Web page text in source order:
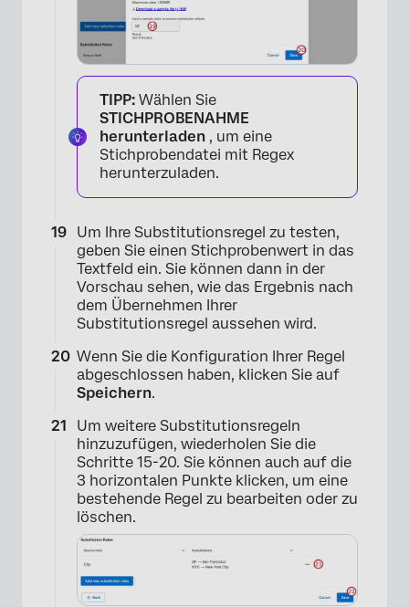
×
TIPP: Wählen Sie
STICHPROBENAHME
herunterladen , um eine
Stichprobendatei mit Regex
herunterzuladen.
Um Ihre Substitutionsregel zu testen,
geben Sie einen Stichprobenwert in das
Textfeld ein. Sie können dann in der
Vorschau sehen, wie das Ergebnis nach
dem Übernehmen Ihrer
Substitutionsregel aussehen wird.
Wenn Sie die Konfiguration Ihrer Regel
abgeschlossen haben, klicken Sie auf
Speichern.
Um weitere Substitutionsregeln
hinzuzufügen, wiederholen Sie die
Schritte 15-20. Sie können auch auf die
3 horizontalen Punkte klicken, um eine
bestehende Regel zu bearbeiten oder zu
löschen.